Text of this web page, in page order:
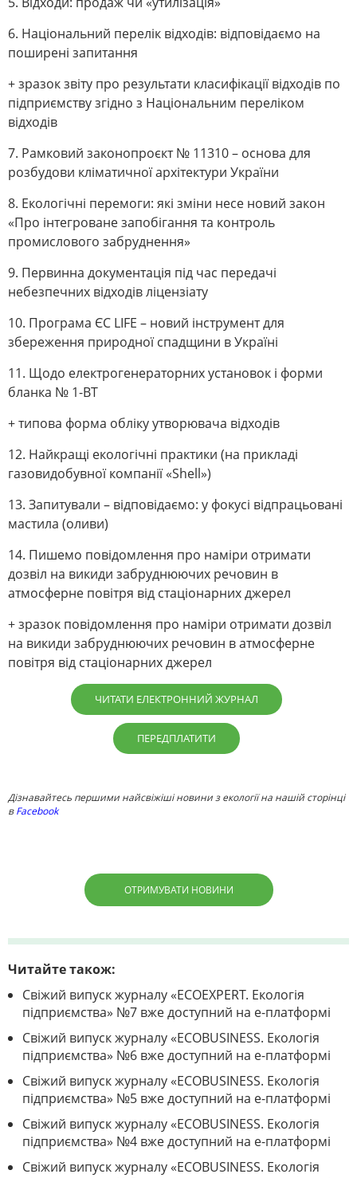
6. Національний перелік відходів: відповідаємо на
поширені запитання
+ зразок звіту про результати класифікації відходів по
підприємству згідно з Національним переліком
відходів
7. Рамковий законопроєкт № 11310 – основа для
розбудови кліматичної архітектури України
8. Екологічні перемоги: які зміни несе новий закон
«Про інтегроване запобігання та контроль
промислового забруднення»
9. Первинна документація під час передачі
небезпечних відходів ліцензіату
10. Програма ЄС LIFE – новий інструмент для
збереження природної спадщини в Україні
11. Щодо електрогенераторних установок і форми
бланка № 1-ВТ
+ типова форма обліку утворювача відходів
12. Найкращі екологічні практики (на прикладі
газовидобувної компанії «Shell»)
13. Запитували – відповідаємо: у фокусі відпрацьовані
мастила (оливи)
14. Пишемо повідомлення про наміри отримати
дозвіл на викиди забруднюючих речовин в
атмосферне повітря від стаціонарних джерел
+ зразок повідомлення про наміри отримати дозвіл
на викиди забруднюючих речовин в атмосферне
повітря від стаціонарних джерел
ЧИТАТИ ЕЛЕКТРОННИЙ ЖУРНАЛ
ПЕРЕДПЛАТИТИ
Дізнавайтесь першими найсвіжіші новини з екології на нашій сторінці
вFacebook
ОТРИМУВАТИ НОВИНИ
Читайте також:
Свіжий випуск журналу «ECOEXPERT. Екологія
підприємства» №7 вже доступний на е-платформі
Свіжий випуск журналу «ECOBUSINESS. Екологія
підприємства» №6 вже доступний на е-платформі
Свіжий випуск журналу «ECOBUSINESS. Екологія
підприємства» №5 вже доступний на е-платформі
Свіжий випуск журналу «ECOBUSINESS. Екологія
підприємства» №4 вже доступний на е-платформі
Свіжий випуск журналу «ECOBUSINESS. Екологія